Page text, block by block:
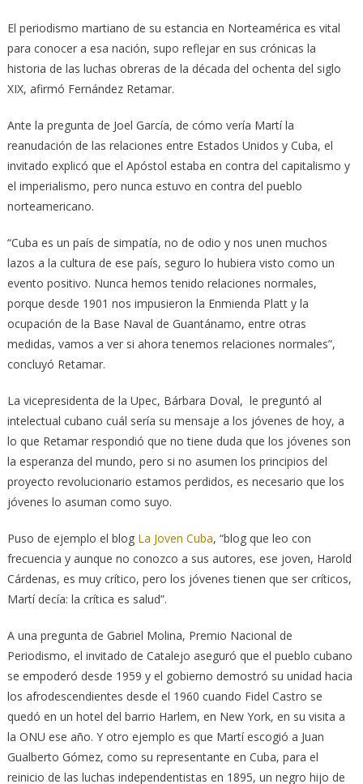
El periodismo martiano de su estancia en Norteamérica es vital
para conocer a esa nación, supo reflejar en sus crónicas la
historia de las luchas obreras de la década del ochenta del siglo
XIX, afirmó Fernández Retamar.
Ante la pregunta de Joel García, de cómo vería Martí la
reanudación de las relaciones entre Estados Unidos y Cuba, el
invitado explicó que el Apóstol estaba en contra del capitalismo y
el imperialismo, pero nunca estuvo en contra del pueblo
norteamericano.
“Cuba es un país de simpatía, no de odio y nos unen muchos
lazos a la cultura de ese país, seguro lo hubiera visto como un
evento positivo. Nunca hemos tenido relaciones normales,
porque desde 1901 nos impusieron la Enmienda Platt y la
ocupación de la Base Naval de Guantánamo, entre otras
medidas, vamos a ver si ahora tenemos relaciones normales”,
concluyó Retamar.
La vicepresidenta de la Upec, Bárbara Doval, le preguntó al
intelectual cubano cuál sería su mensaje a los jóvenes de hoy, a
lo que Retamar respondió que no tiene duda que los jóvenes son
la esperanza del mundo, pero si no asumen los principios del
proyecto revolucionario estamos perdidos, es necesario que los
jóvenes lo asuman como suyo.
Puso de ejemplo el blog La Joven Cuba, “blog que leo con
frecuencia y aunque no conozco a sus autores, ese joven, Harold
Cárdenas, es muy crítico, pero los jóvenes tienen que ser críticos,
Martí decía: la crítica es salud”.
A una pregunta de Gabriel Molina, Premio Nacional de
Periodismo, el invitado de Catalejo aseguró que el pueblo cubano
se empoderó desde 1959 y el gobierno demostró su unidad hacia
los afrodescendientes desde el 1960 cuando Fidel Castro se
quedó en un hotel del barrio Harlem, en New York, en su visita a
la ONU ese año. Y otro ejemplo es que Martí escogió a Juan
Gualberto Gómez, como su representante en Cuba, para el
reinicio de las luchas independentistas en 1895, un negro hijo de